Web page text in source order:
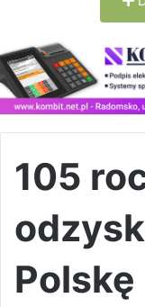
105
Polskę